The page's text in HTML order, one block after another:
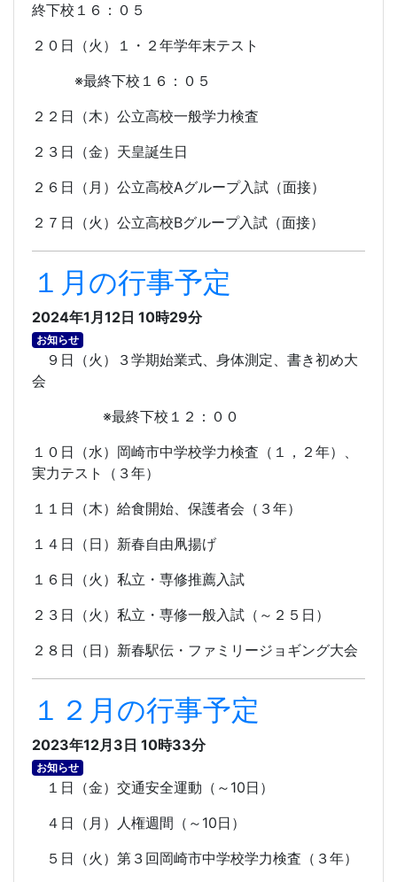
終下校１６：０５
２０日（火）１・２年学年末テスト
※最終下校１６：０５
２２日（木）公立高校一般学力検査
２３日（金）天皇誕生日
２６日（月）公立高校Aグループ入試（面接）
２７日（火）公立高校Bグループ入試（面接）
１月の行事予定
2024年1月12日 10時29分
お知らせ
９日（火）３学期始業式、身体測定、書き初め大
会
※最終下校１２：００
１０日（水）岡崎市中学校学力検査（１，２年）、
実力テスト（３年）
１１日（木）給食開始、保護者会（３年）
１４日（日）新春自由凧揚げ
１６日（火）私立・専修推薦入試
２３日（火）私立・専修一般入試（～２５日）
２８日（日）新春駅伝・ファミリージョギング大会
１２月の行事予定
2023年12月3日 10時33分
お知らせ
１日（金）交通安全運動（～ 10日）
４日（月）人権週間（～ 10日）
５日（火）第３回岡崎市中学校学力検査（３年）